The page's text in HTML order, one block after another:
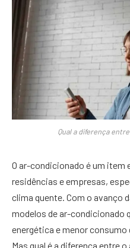
Qual a diferença
O ar-condicionado é um item
residências e empresas,
clima quente. Com o avanço
modelos de ar-condicionado
energética e menor consumo
Mas qual é a diferença entre